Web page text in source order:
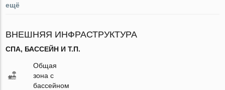
ещё
ВНЕШНЯЯ ИНФРАСТРУКТУРА
СПА, БАССЕЙН И Т.П.
Общая
зона с
бассейном